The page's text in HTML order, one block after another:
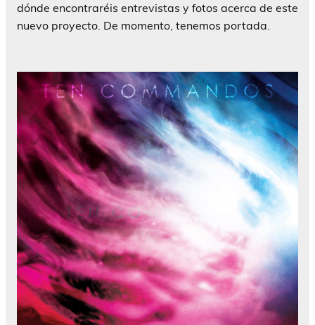
dónde encontraréis entrevistas y fotos acerca de este
nuevo proyecto. De momento, tenemos portada.